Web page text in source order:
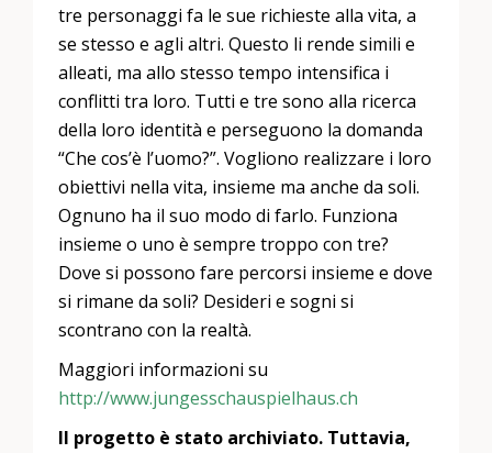
tre personaggi fa le sue richieste alla vita, a
se stesso e agli altri. Questo li rende simili e
alleati, ma allo stesso tempo intensifica i
conflitti tra loro. Tutti e tre sono alla ricerca
della loro identità e perseguono la domanda
“Che cos’è l’uomo?”. Vogliono realizzare i loro
obiettivi nella vita, insieme ma anche da soli.
Ognuno ha il suo modo di farlo. Funziona
insieme o uno è sempre troppo con tre?
Dove si possono fare percorsi insieme e dove
si rimane da soli? Desideri e sogni si
scontrano con la realtà.
Maggiori informazioni su
http://www.jungesschauspielhaus.ch
Il progetto è stato archiviato. Tuttavia,